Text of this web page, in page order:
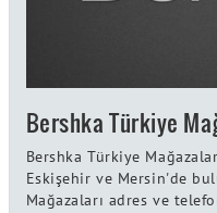
Bershka Türkiye
Bershka Türkiye
Eskişehir ve Mersin'de
Mağazaları adres ve